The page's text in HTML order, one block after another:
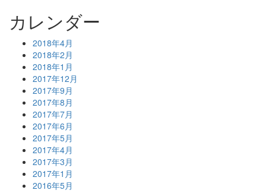
カレンダー
2018年4月
2018年2月
2018年1月
2017年12月
2017年9月
2017年8月
2017年7月
2017年6月
2017年5月
2017年4月
2017年3月
2017年1月
2016年5月